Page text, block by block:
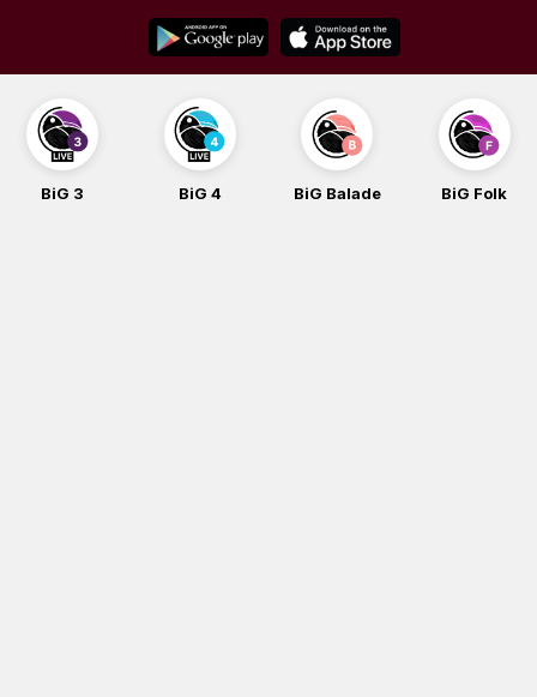
content
BiG 3 BiG 4 BiG Balade BiG Folk